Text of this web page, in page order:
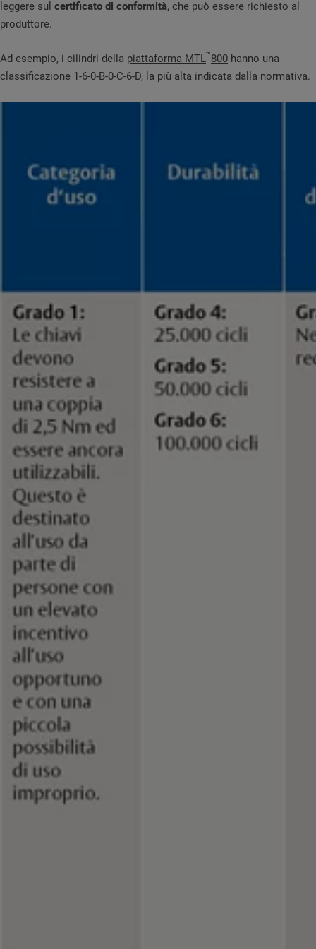
leggere sul certificato di conformità, che può essere richiesto al
produttore.
Ad esempio, i cilindri della piattaforma MTL™800 hanno una
classificazione 1-6-0-B-0-C-6-D, la più alta indicata dalla normativa.